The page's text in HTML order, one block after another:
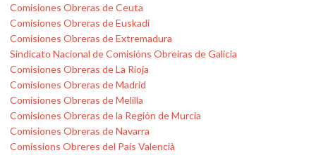
Comisiones Obreras de Ceuta
Comisiones Obreras de Euskadi
Comisiones Obreras de Extremadura
Sindicato Nacional de Comisións Obreiras de Galicia
Comisiones Obreras de La Rioja
Comisiones Obreras de Madrid
Comisiones Obreras de Melilla
Comisiones Obreras de la Región de Murcia
Comisiones Obreras de Navarra
Comissions Obreres del País Valencià